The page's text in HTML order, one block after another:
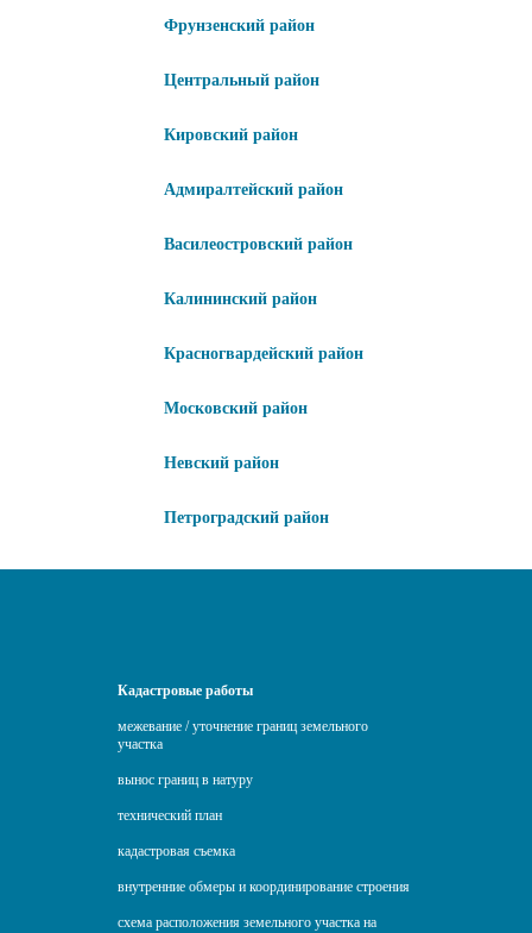
Фрунзенский район
Центральный район
Кировский район
Адмиралтейский район
Василеостровский район
Калининский район
Красногвардейский район
Московский район
Невский район
Петроградский район
Кадастровые работы
межевание / уточнение границ земельного
участка
вынос границ в натуру
технический план
кадастровая съемка
внутренние обмеры и координирование строения
схема расположения земельного участка на